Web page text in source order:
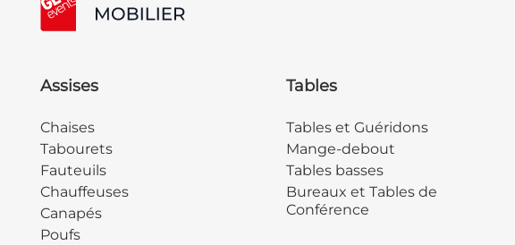
Assises
Chaises
Tabourets
Fauteuils
Chauffeuses
Canapés
Poufs
Tables
Tables et Guéridons
Mange-debout
Tables basses
Bureaux et Tables de
Conférence